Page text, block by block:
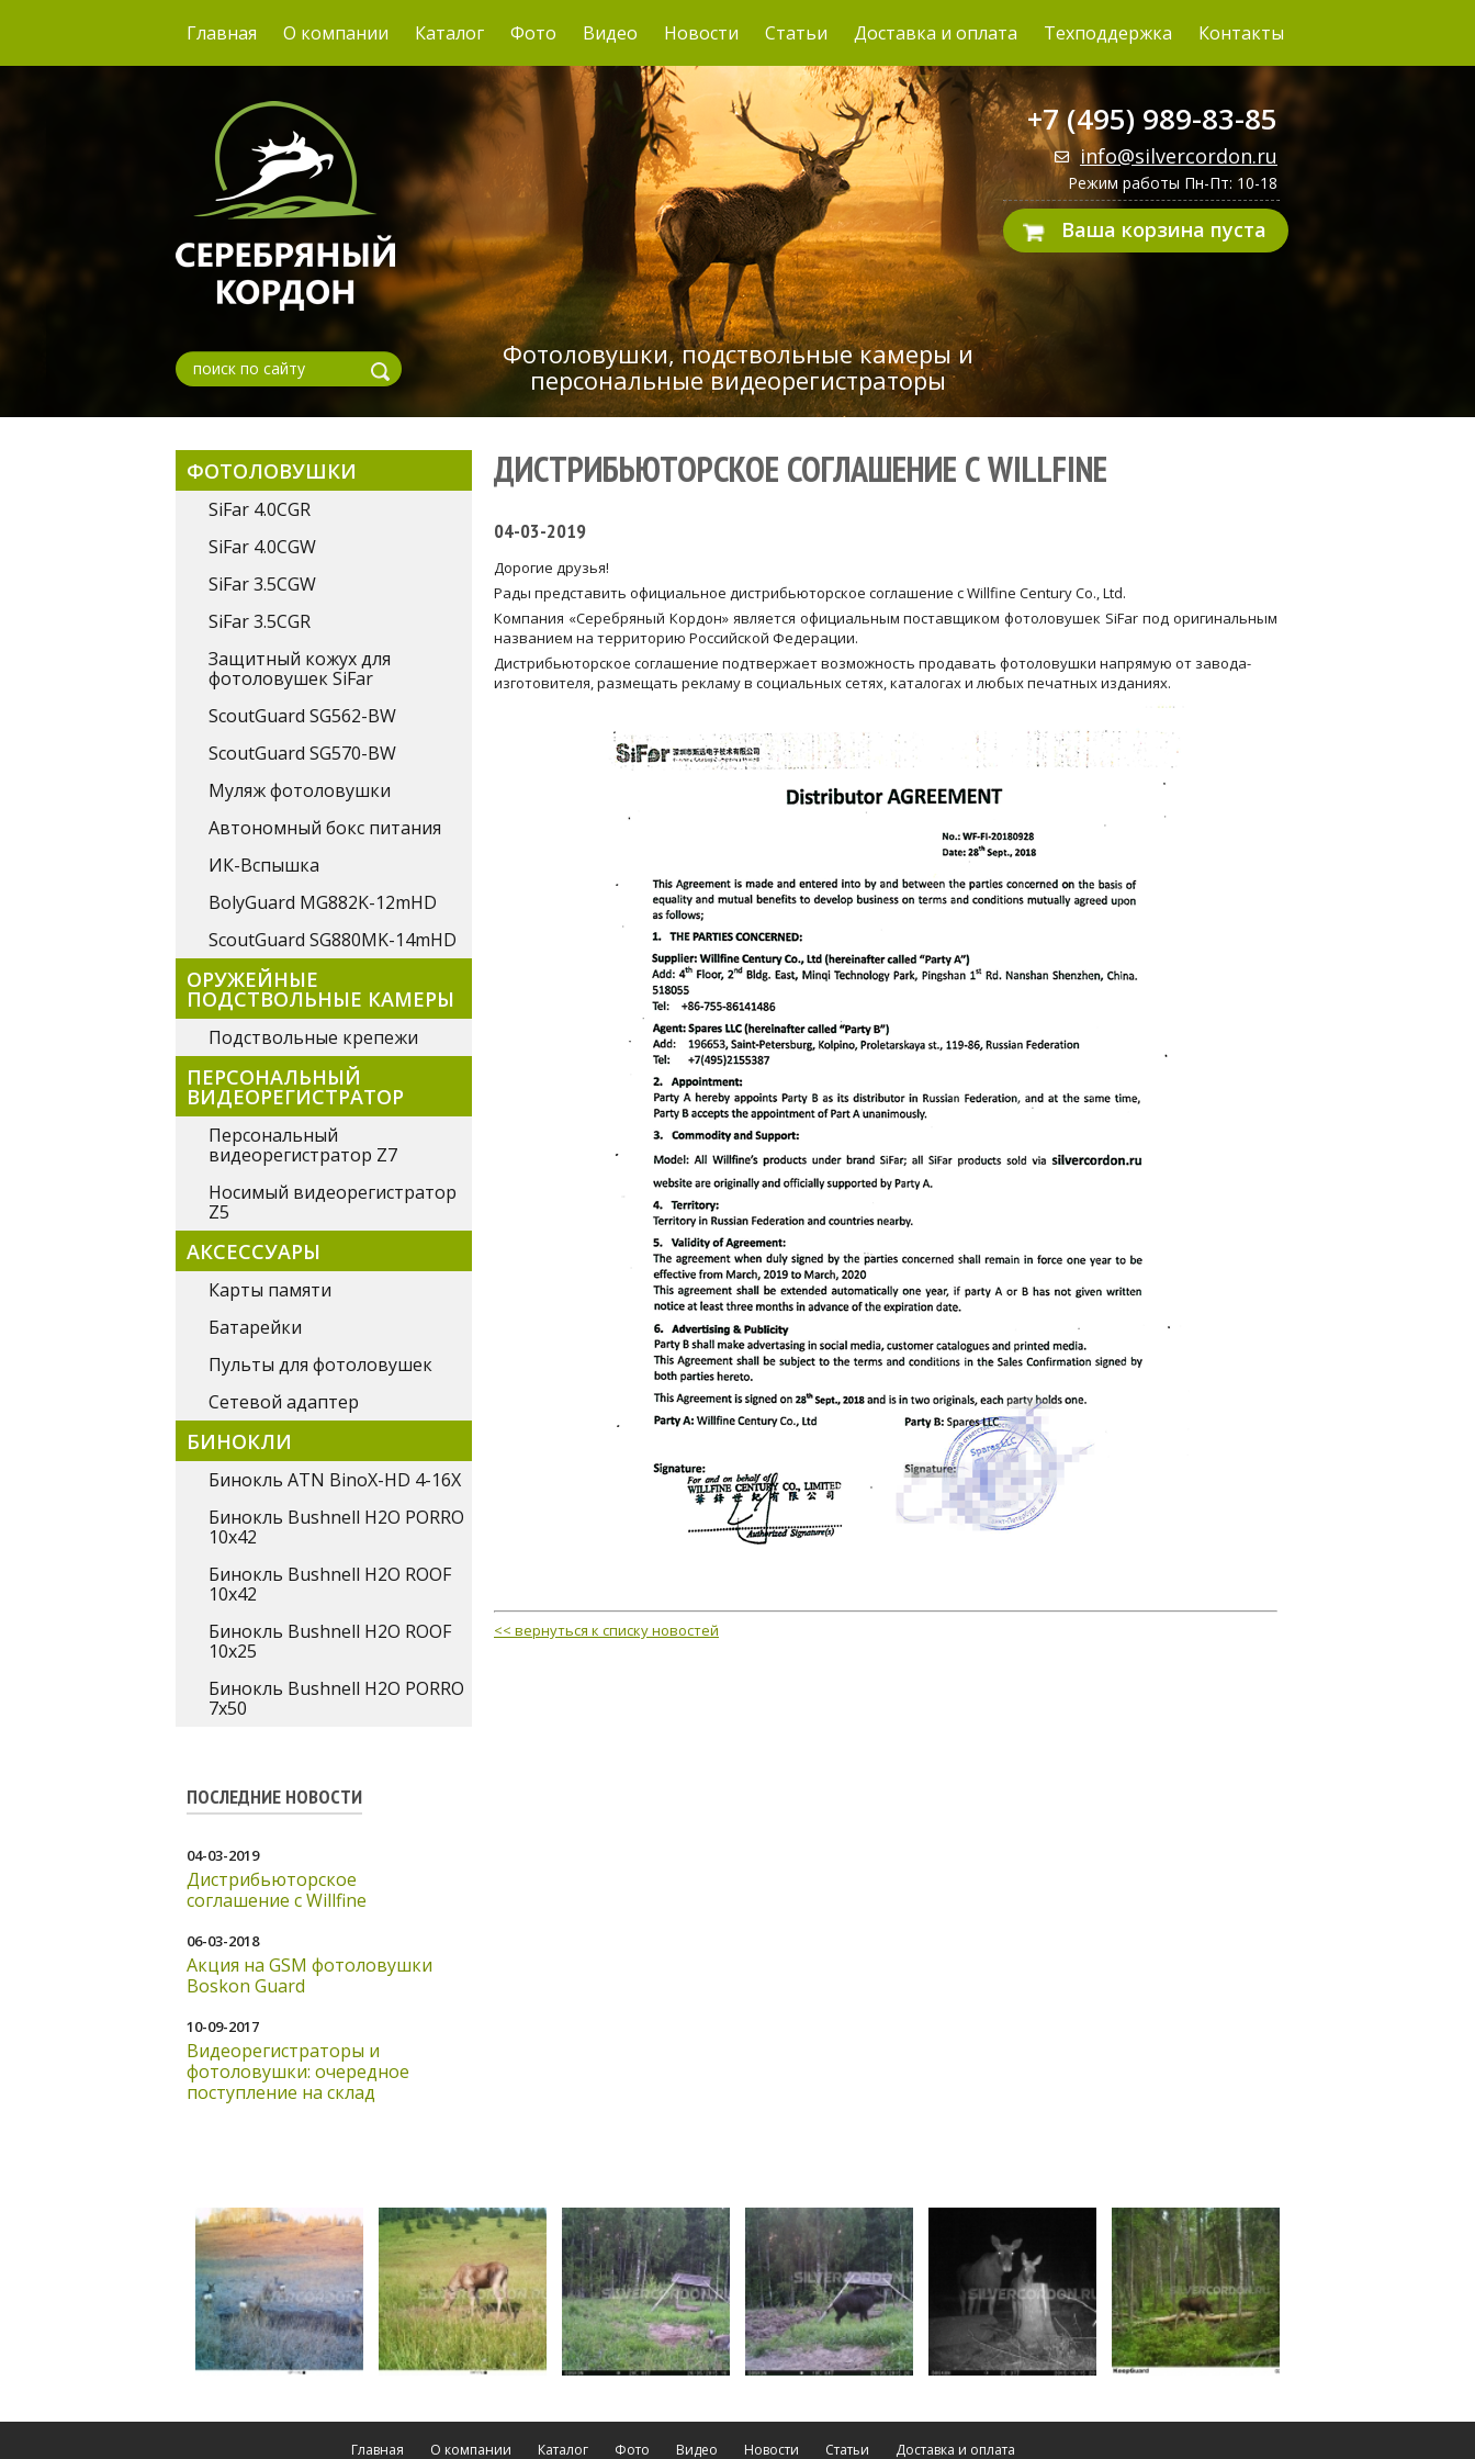
Главная О компании Каталог Фото Видео Новости Статьи Доставка и оплата Техподдержка Контакты
Фотоловушки, подствольные камеры и
персональные видеорегистраторы
+7 (495) 989-83-85
info@silvercordon.ru
Режим работы Пн-Пт: 10-18
Ваша корзина пуста
ФОТОЛОВУШКИ
SiFar 4.0CGR
SiFar 4.0CGW
SiFar 3.5CGW
SiFar 3.5CGR
Защитный кожух для
фотоловушек SiFar
ScoutGuard SG562-BW
ScoutGuard SG570-BW
Муляж фотоловушки
Автономный бокс питания
ИК-Вспышка
BolyGuard MG882K-12mHD
ScoutGuard SG880MK-14mHD
ОРУЖЕЙНЫЕ
ПОДСТВОЛЬНЫЕ КАМЕРЫ
Подствольные крепежи
ПЕРСОНАЛЬНЫЙ
ВИДЕОРЕГИСТРАТОР
Персональный
видеорегистратор Z7
Носимый видеорегистратор
Z5
АКСЕССУАРЫ
Карты памяти
Батарейки
Пульты для фотоловушек
Сетевой адаптер
БИНОКЛИ
Бинокль ATN BinoX-HD 4-16X
Бинокль Bushnell H2O PORRO
10x42
Бинокль Bushnell H2O ROOF
10x42
Бинокль Bushnell H2O ROOF
10x25
Бинокль Bushnell H2O PORRO
7x50
ПОСЛЕДНИЕ НОВОСТИ
04-03-2019
Дистрибьюторское
соглашение с Willfine
06-03-2018
Акция на GSM фотоловушки
Boskon Guard
10-09-2017
Видеорегистраторы и
фотоловушки: очередное
поступление на склад
ДИСТРИБЬЮТОРСКОЕ СОГЛАШЕНИЕ С WILLFINE
04-03-2019
Дорогие друзья!
Рады представить официальное дистрибьюторское соглашение с Willfine Century Co., Ltd.
Компания «Серебряный Кордон» является официальным поставщиком фотоловушек SiFar под оригинальным
названием на территорию Российской Федерации.
Дистрибьюторское соглашение подтвержает возможность продавать фотоловушки напрямую от завода-
изготовителя, размещать рекламу в социальных сетях, каталогах и любых печатных изданиях.
<< вернуться к списку новостей
Главная О компании Каталог Фото Видео Новости Статьи Доставка и оплата